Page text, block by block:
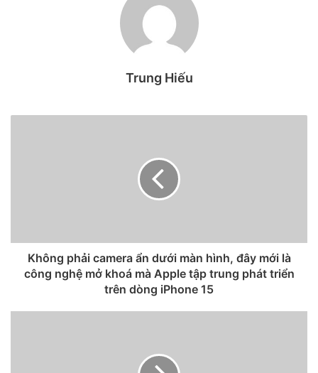
sóng, IC nguồn và IC WiFi. Và
đây là cách kiểm tra lỗi IC sóng
chiếc iPhone của mình có nguy
cơ trở thành cục gạch hay
Cách kiểm tra lỗi IC sóng iPhone
trên iPhone, iPad lên > sau đó vào
Trung Hiếu
Không phải camera ẩn dưới màn hình, đây mới là
công nghệ mở khoá mà Apple tập trung phát triển
trên dòng iPhone 15